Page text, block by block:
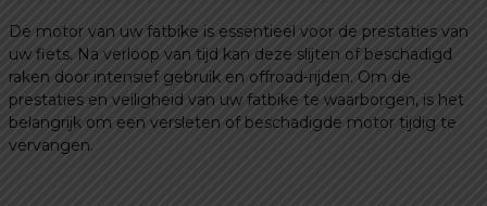
De motor van uw fatbike is essentieel voor de prestaties van
uw fiets. Na verloop van tijd kan deze slijten of beschadigd
raken door intensief gebruik en offroad-rijden. Om de
prestaties en veiligheid van uw fatbike te waarborgen, is het
belangrijk om een versleten of beschadigde motor tijdig te
vervangen.